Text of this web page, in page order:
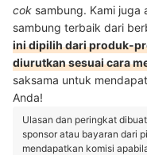
cok sambung. Kami juga
sambung terbaik dari
ini dipilih dari produk-
diurutkan sesuai cara
saksama untuk
Anda!
Ulasan dan peringkat
sponsor atau bayaran dari
mendapatkan komisi